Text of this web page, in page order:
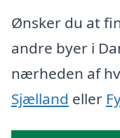
Ønsker du at
andre byer i
nærheden af
Sjælland eller